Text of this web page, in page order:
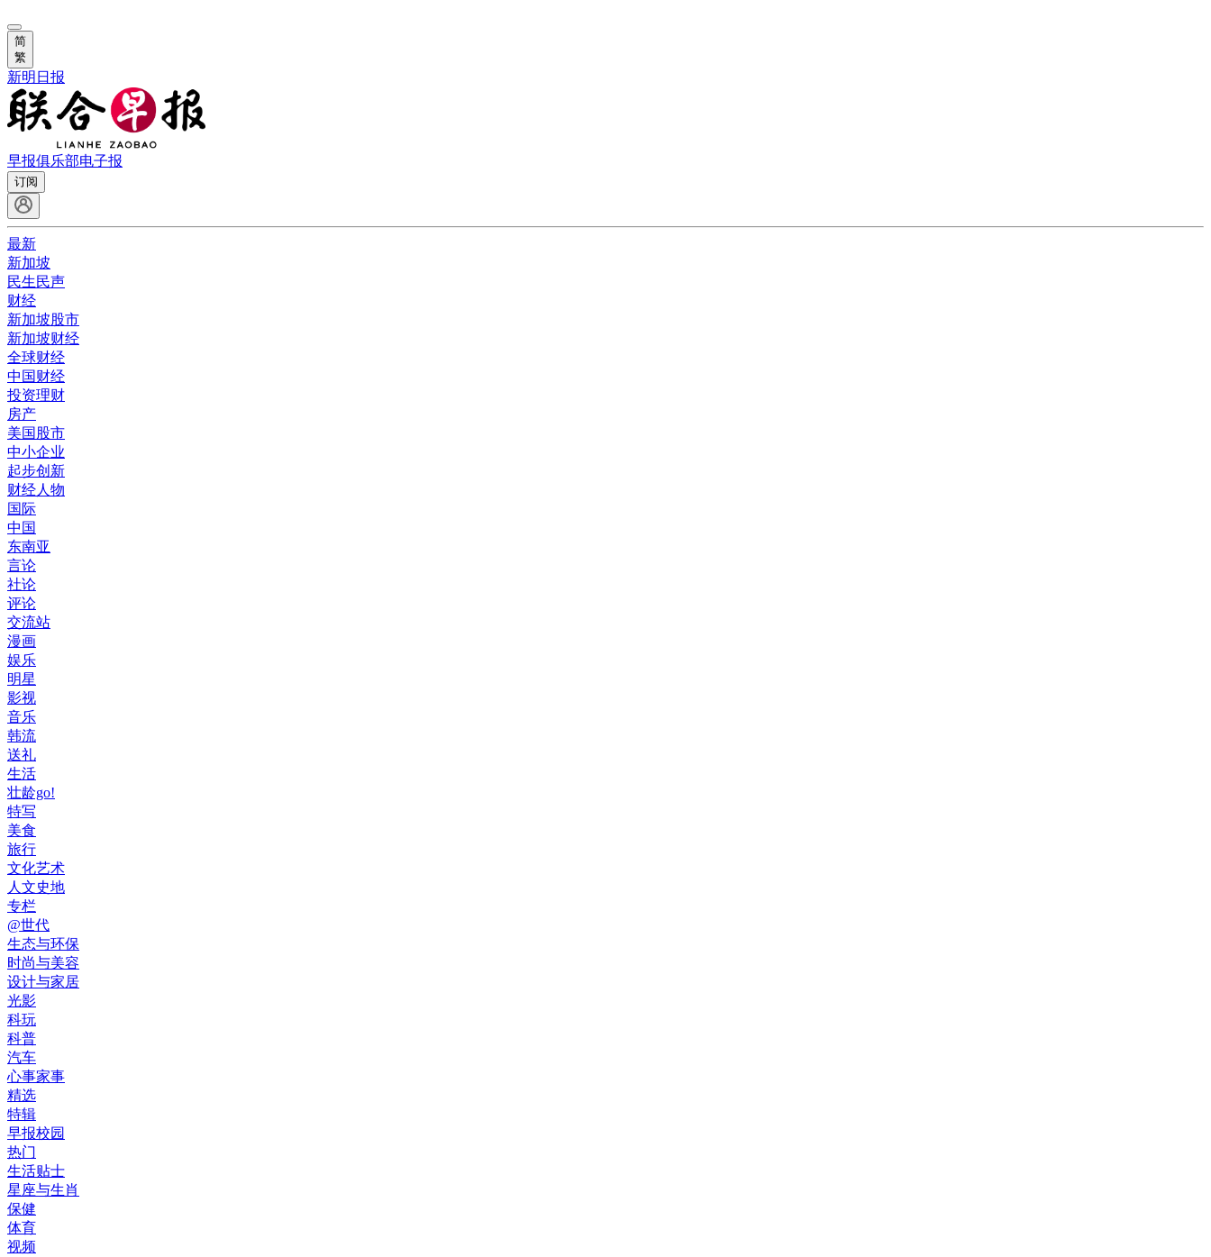
简
繁
新明日报
早报俱乐部电子报
订阅
最新
新加坡
民生民声
财经
新加坡股市
新加坡财经
全球财经
中国财经
投资理财
房产
美国股市
中小企业
起步创新
财经人物
国际
中国
东南亚
言论
社论
评论
交流站
漫画
娱乐
明星
影视
音乐
韩流
送礼
生活
壮龄go!
特写
美食
旅行
文化艺术
人文史地
专栏
@世代
生态与环保
时尚与美容
设计与家居
光影
科玩
科普
汽车
心事家事
精选
特辑
早报校园
热门
生活贴士
星座与生肖
保健
体育
视频